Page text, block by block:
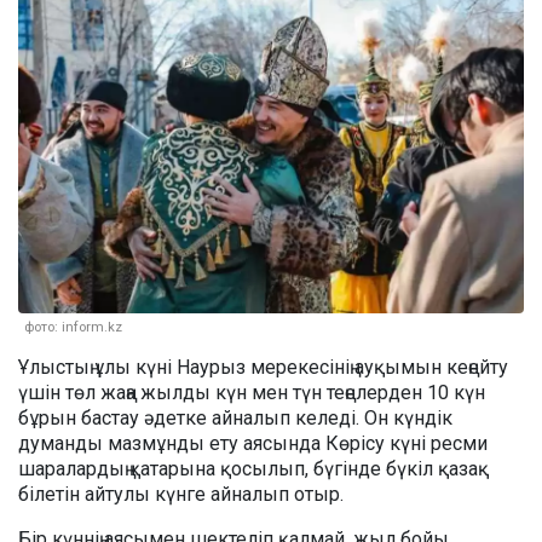
фото: inform.kz
Ұлыстың ұлы күні Наурыз мерекесінің ауқымын кеңейту
үшін төл жаңа жылды күн мен түн теңелерден 10 күн
бұрын бастау әдетке айналып келеді. Он күндік
думанды мазмұнды ету аясында Көрісу күні ресми
шаралардың қатарына қосылып, бүгінде бүкіл қазақ
білетін айтулы күнге айналып отыр.